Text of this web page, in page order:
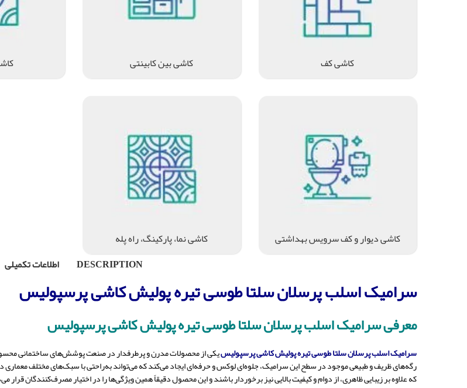
کاشی کف کاشی بین کابینتی
کاشی دیوار و کف سرویس بهداشتی
کاشی نما، پارکینگ، راه پله
DESCRIPTION
اطلاعات تکمیلی
سرامیک اسلب پرسلان سلتا طوسی تیره پولیش کاشی پرسپولیس
معرفی سرامیک اسلب پرسلان سلتا طوسی تیره پولیش کاشی پرسپولیس
سرامیک اسلب پرسلان سلتا طوسی تیره پولیش کاشی پرسپولیسیکی از محصولات مدرن و پرطرفدار در صنعت پوشش‌های ساختمانی
رگه‌های ظریف و طبیعی موجود در سطح این سرامیک، جلوه‌ای لوکس و حرفه‌ای ایجاد می‌کند که می‌تواند به‌راحتی با سبک‌های مختلف معماری
که علاوه بر زیبایی ظاهری، از دوام و کیفیت بالایی نیز برخوردار باشند و این محصول دقیقاً همین ویژگی‌ها را در اختیار مصرف‌کنندگان قرار